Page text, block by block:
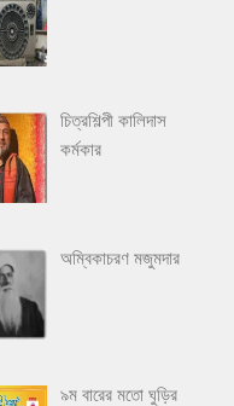
চিত্রশিল্পী কালিদাস
কর্মকার
অম্বিকাচরণ মজুমদার
৯ম বারের মতো ঘুড়ির